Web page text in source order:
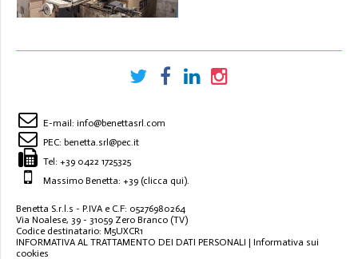
E-mail: info@benettasrl.com
PEC: benetta.srl@pec.it
Tel: +39 0422 1725325
Massimo Benetta: +39 (clicca qui).
Benetta S.r.l.s - P.IVA e C.F: 05276980264
Via Noalese, 39 - 31059 Zero Branco (TV)
Codice destinatario: M5UXCR1
INFORMATIVA AL TRATTAMENTO DEI DATI PERSONALI | Informativa sui
cookies